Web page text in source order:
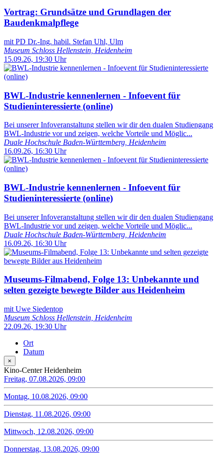
Vortrag: Grundsätze und Grundlagen der
Baudenkmalpflege
mit PD Dr.-Ing. habil. Stefan Uhl, Ulm
Museum Schloss Hellenstein, Heidenheim
15.09.26, 19:30 Uhr
BWL-Industrie kennenlernen - Infoevent für
Studieninteressierte (online)
Bei unserer Infoveranstaltung stellen wir dir den dualen Studiengang
BWL-Industrie vor und zeigen, welche Vorteile und Möglic...
Duale Hochschule Baden-Württemberg, Heidenheim
16.09.26, 16:30 Uhr
BWL-Industrie kennenlernen - Infoevent für
Studieninteressierte (online)
Bei unserer Infoveranstaltung stellen wir dir den dualen Studiengang
BWL-Industrie vor und zeigen, welche Vorteile und Möglic...
Duale Hochschule Baden-Württemberg, Heidenheim
16.09.26, 16:30 Uhr
Museums-Filmabend, Folge 13: Unbekannte und
selten gezeigte bewegte Bilder aus Heidenheim
mit Uwe Siedentop
Museum Schloss Hellenstein, Heidenheim
22.09.26, 19:30 Uhr
Ort
Datum
×
Kino-Center Heidenheim
Freitag, 07.08.2026, 09:00
Montag, 10.08.2026, 09:00
Dienstag, 11.08.2026, 09:00
Mittwoch, 12.08.2026, 09:00
Donnerstag, 13.08.2026, 09:00